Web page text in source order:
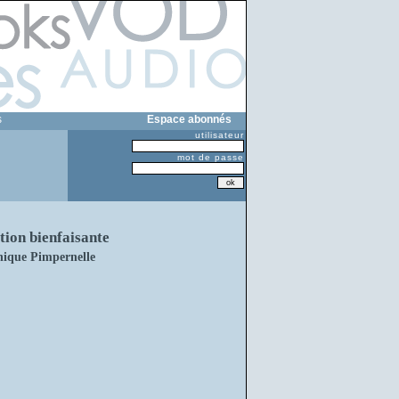
Espace abonnés
utilisateur
mot de passe
bienfaisante
Pimpernelle